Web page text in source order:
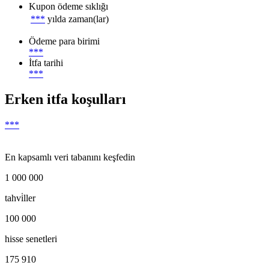
Kupon ödeme sıklığı
*** yılda zaman(lar)
Ödeme para birimi
***
İtfa tarihi
***
Erken itfa koşulları
***
En kapsamlı veri tabanını keşfedin
1 000 000
tahvi̇ller
100 000
hisse senetleri
175 910